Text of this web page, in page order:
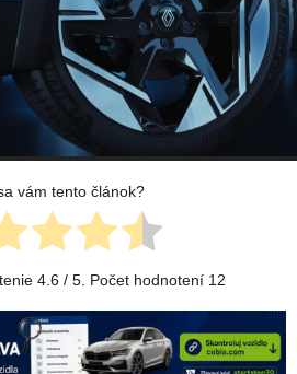
vám tento článok?
4.6 / 5. Počet hodnotení 12